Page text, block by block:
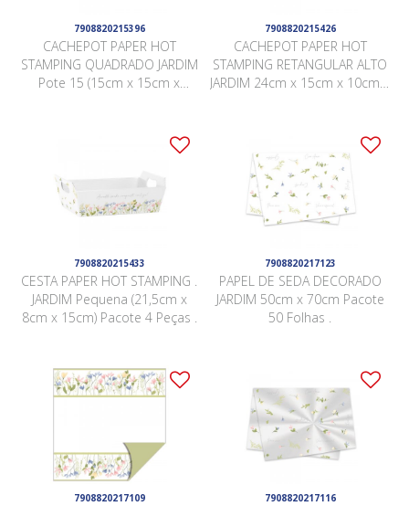
7908820215396
CACHEPOT PAPER HOT
STAMPING QUADRADO JARDIM
Pote 15 (15cm x 15cm x
7908820215426
CACHEPOT PAPER HOT
STAMPING RETANGULAR ALTO
JARDIM 24cm x 15cm x 10cm x
7908820215433
CESTA PAPER HOT STAMPING .
JARDIM Pequena (21,5cm x
8cm x 15cm) Pacote 4 Peças .
7908820217123
PAPEL DE SEDA DECORADO
JARDIM 50cm x 70cm Pacote
50 Folhas .
7908820217109 7908820217116